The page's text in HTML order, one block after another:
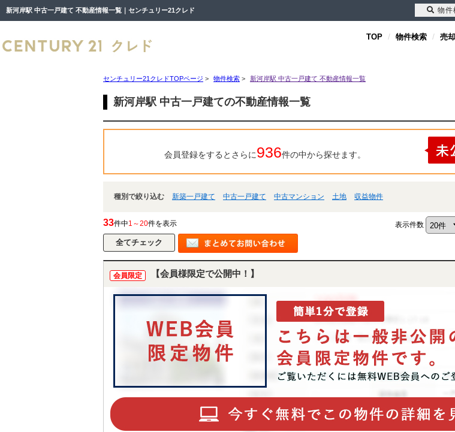
新河岸駅 中古一戸建て 不動産情報一覧｜センチュリー21クレド
TOP 物件検索 売却
センチュリー21クレドTOPページ > 物件検索 > 新河岸駅 中古一戸建て 不動産情報一覧
新河岸駅 中古一戸建ての不動産情報一覧
会員登録をするとさらに936件の中から探せます。
種別で絞り込む 新築一戸建て 中古一戸建て 中古マンション 土地 収益物件
33件中1～20件を表示 表示件数
会員限定 【会員様限定で公開中！】
物件